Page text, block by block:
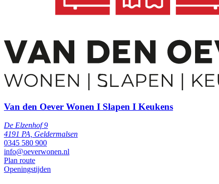
Van den Oever Wonen I Slapen I Keukens
De Elzenhof 9
4191 PA, Geldermalsen
0345 580 900
info@oeverwonen.nl
Plan route
Openingstijden